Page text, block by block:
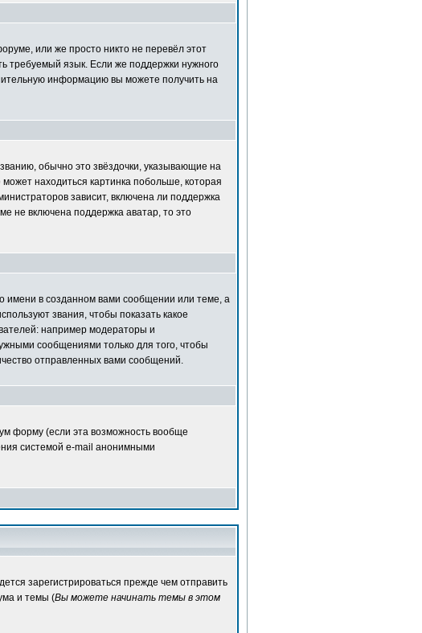
или же просто никто не перевёл этот
требуемый язык. Если же поддержки нужного
информацию вы можете получить на
обычно это звёздочки, указывающие на
находиться картинка побольше, которая
зависит, включена ли поддержка
не включена поддержка аватар, то это
имени в созданном вами сообщении или теме, а
звания, чтобы показать какое
например модераторы и
сообщениями только для того, чтобы
отправленных вами сообщений.
форму (если эта возможность вообще
системой e-mail анонимными
зарегистрироваться прежде чем отправить
и темы (Вы можете начинать темы в этом